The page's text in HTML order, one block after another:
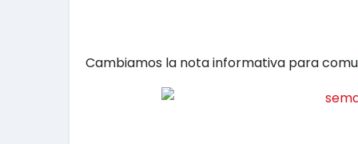
Cambiamos la nota informativa para